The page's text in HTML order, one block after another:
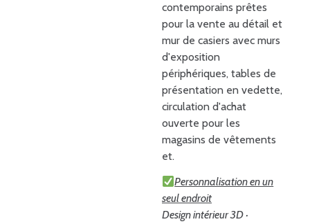
contemporains prêtes
pour la vente au détail et
mur de casiers avec murs
d'exposition
périphériques, tables de
présentation en vedette,
circulation d'achat
ouverte pour les
magasins de vêtements
et.
Personnalisation en un
seul endroit
Design intérieur 3D ·